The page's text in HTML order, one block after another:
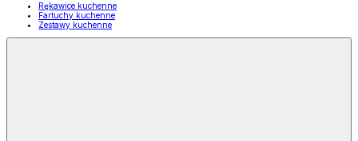
Rękawice kuchenne
Fartuchy kuchenne
Zestawy kuchenne